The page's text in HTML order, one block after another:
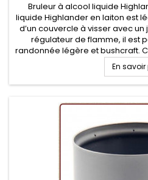
Bruleur à alcool liquide
liquide Highlander en laiton est
d’un couvercle à visser avec
régulateur de flamme, il est
randonnée légère et bushcraft.
ou
En savoir